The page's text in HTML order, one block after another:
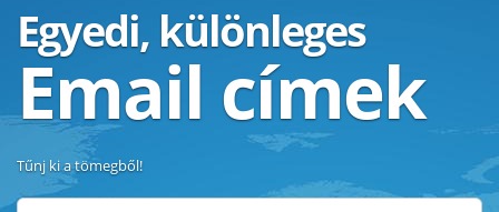
Egyedi, különleges
Email címek
Tűnj ki a tömegből!